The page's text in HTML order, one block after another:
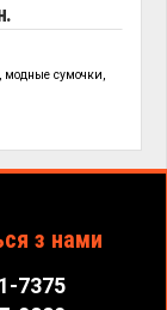
сумочки,
з нами
7375